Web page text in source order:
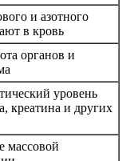
и азотного
в кровь
органов и
уровень
креатина и других
массовой